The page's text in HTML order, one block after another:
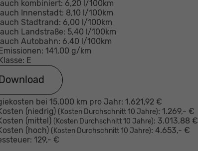
kombiniert: 6,20 l/100km
Innenstadt: 8,10 l/100km
Stadtrand: 6,00 l/100km
Landstraße: 5,40 l/100km
Autobahn: 6,40 l/100km
141,00 g/km
E
Download
bei 15.000 km pro Jahr: 1.621,92 €
(niedrig) (Kosten Durchschnitt 10 Jahre): 1.269,- €
(mittel) (Kosten Durchschnitt 10 Jahre): 3.013,88 €
(hoch) (Kosten Durchschnitt 10 Jahre): 4.653,- €
129,- €